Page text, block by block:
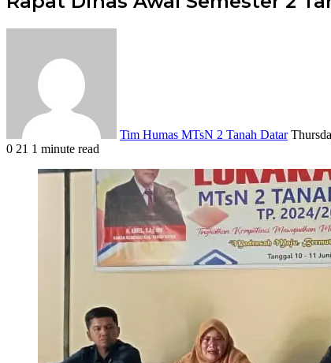
Tim Humas MTsN 2 Tanah Datar
0 21 1 minute read